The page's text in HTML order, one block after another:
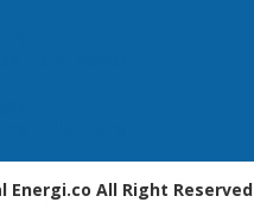
Energi.co All Right Reserved